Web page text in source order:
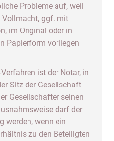
Probleme auf, weil
Vollmacht, ggf. mit
im Original oder in
Papierform vorliegen
ist der Notar, in
Sitz der Gesellschaft
Gesellschafter seinen
darf der
werden, wenn ein
zu den Beteiligten